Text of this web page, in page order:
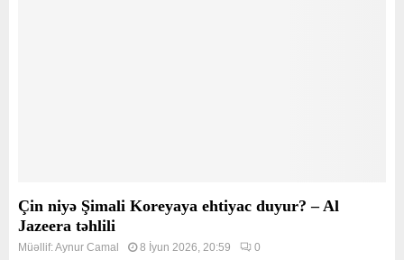
Çin niyə Şimali Koreyaya ehtiyac duyur? – Al
Jazeera təhlili
Müəllif:Aynur Camal 8 İyun 2026, 20:59 0